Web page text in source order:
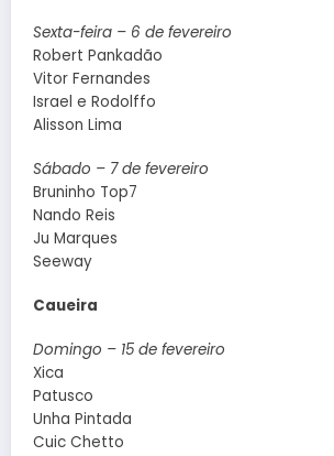
Sexta-feira – 6 de fevereiro
Robert Pankadão
Vitor Fernandes
Israel e Rodolffo
Alisson Lima
Sábado – 7 de fevereiro
Bruninho Top7
Nando Reis
Ju Marques
Seeway
Caueira
Domingo – 15 de fevereiro
Xica
Patusco
Unha Pintada
Cuic Chetto